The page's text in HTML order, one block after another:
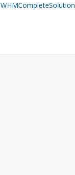
WHMCompleteSolution